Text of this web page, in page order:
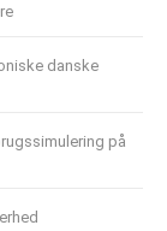
danske
på